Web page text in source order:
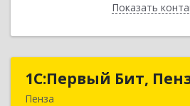
ПоказатьНазад
1С:Первый Бит,
Пенза